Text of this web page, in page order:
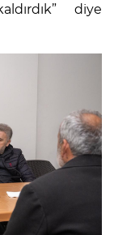
diye